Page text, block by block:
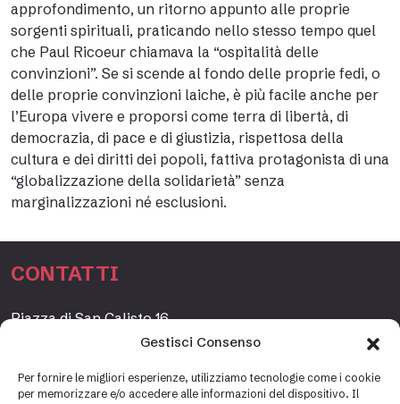
Gestisci Consenso
Per fornire le migliori esperienze, utilizziamo tecnologie come i cookie
per memorizzare e/o accedere alle informazioni del dispositivo. Il
approfondimento, un ritorno appunto alle proprie
sorgenti spirituali, praticando nello stesso tempo quel
che Paul Ricoeur chiamava la “ospitalità delle
convinzioni”. Se si scende al fondo delle proprie fedi, o
delle proprie convinzioni laiche, è più facile anche per
l’Europa vivere e proporsi come terra di libertà, di
democrazia, di pace e di giustizia, rispettosa della
cultura e dei diritti dei popoli, fattiva protagonista di una
“globalizzazione della solidarietà” senza
marginalizzazioni né esclusioni.
CONTATTI
Piazza di San Calisto 16,
www.fondazioneetagrande.org